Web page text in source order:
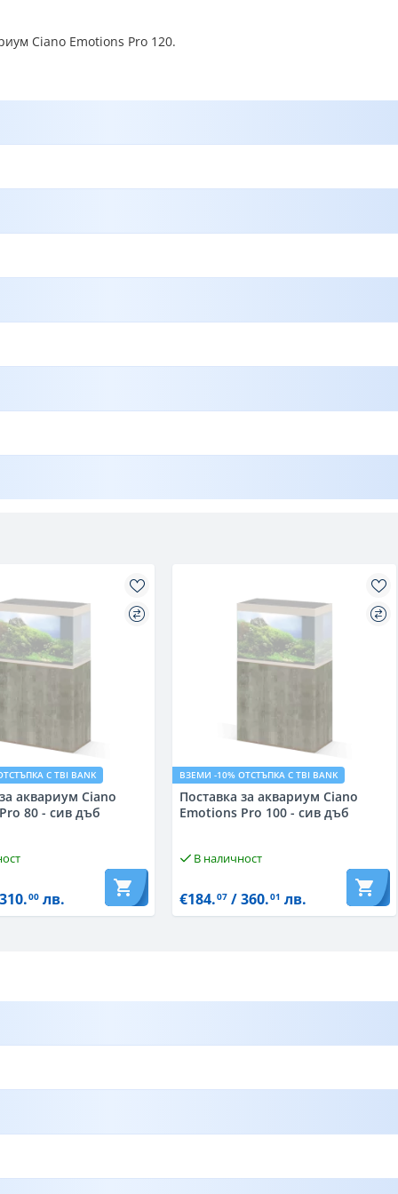
Ciano Emotions Pro 120.
С TBI BANK
аквариум Ciano
80 - сив дъб
00 лв.
ВЗЕМИ -10% ОТСТЪПКА С TBI BANK
Поставка за аквариум Ciano
Emotions Pro 100 - сив дъб
В наличност
€184.07 / 360.01 лв.